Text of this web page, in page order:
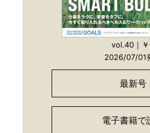
vol.40｜
2026/07/01
最新号
電子書籍で